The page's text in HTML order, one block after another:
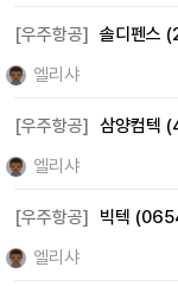
[우주항공] 솔디펜스
엘리샤
[우주항공] 삼양컴텍
엘리샤
[우주항공]
빅텍
엘리샤